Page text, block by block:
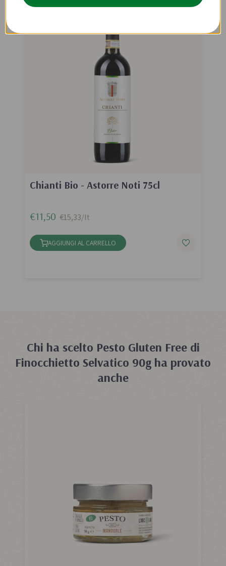
Chianti Bio - Astorre Noti 75cl
€11,50 €15,33/lt
AGGIUNGI AL CARRELLO
Chi ha scelto Pesto Gluten Free di
Finocchietto Selvatico 90g ha provato
anche